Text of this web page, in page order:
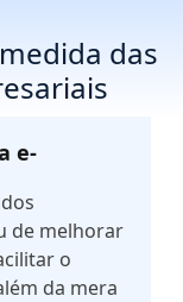
das
e-
de melhorar
o
da mera